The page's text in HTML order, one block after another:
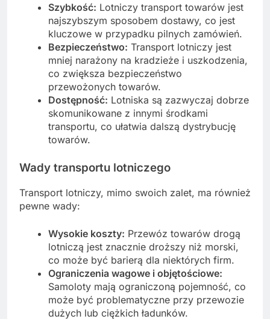
Szybkość: Lotniczy transport towarów jest
najszybszym sposobem dostawy, co jest
kluczowe w przypadku pilnych zamówień.
Bezpieczeństwo: Transport lotniczy jest
mniej narażony na kradzieże i uszkodzenia,
co zwiększa bezpieczeństwo
przewożonych towarów.
Dostępność: Lotniska są zazwyczaj dobrze
skomunikowane z innymi środkami
transportu, co ułatwia dalszą dystrybucję
towarów.
Wady transportu lotniczego
Transport lotniczy, mimo swoich zalet, ma również
pewne wady:
Wysokie koszty: Przewóz towarów drogą
lotniczą jest znacznie droższy niż morski,
co może być barierą dla niektórych firm.
Ograniczenia wagowe i objętościowe:
Samoloty mają ograniczoną pojemność, co
może być problematyczne przy przewozie
dużych lub ciężkich ładunków.